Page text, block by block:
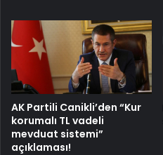
AK Partili Canikli’den “Kur
korumalı TL vadeli
mevduat sistemi”
açıklaması!